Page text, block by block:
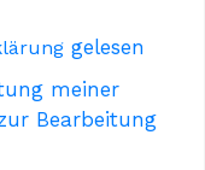
gelesen
meiner
Bearbeitung